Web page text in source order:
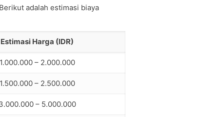
adalah estimasi biaya
Estimasi Harga (IDR)
1.000.000 – 2.000.000
1.500.000 – 2.500.000
– 5.000.000